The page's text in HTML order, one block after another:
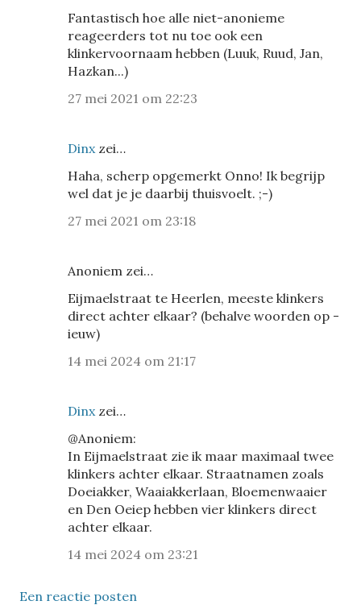
Fantastisch hoe alle niet-anonieme
reageerders tot nu toe ook een
klinkervoornaam hebben (Luuk, Ruud, Jan,
Hazkan...)
27 mei 2021 om 22:23
Dinxzei…
Haha, scherp opgemerkt Onno! Ik begrijp
wel dat je je daarbij thuisvoelt. ;-)
27 mei 2021 om 23:18
Anoniem zei…
Eijmaelstraat te Heerlen, meeste klinkers
direct achter elkaar? (behalve woorden op -
ieuw)
14 mei 2024 om 21:17
Dinxzei…
@Anoniem:
In Eijmaelstraat zie ik maar maximaal twee
klinkers achter elkaar. Straatnamen zoals
Doeiakker, Waaiakkerlaan, Bloemenwaaier
en Den Oeiep hebben vier klinkers direct
achter elkaar.
14 mei 2024 om 23:21
Een reactie posten